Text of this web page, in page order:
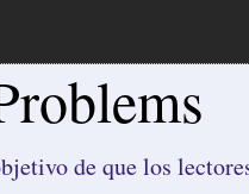
de que los